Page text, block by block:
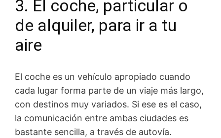
3. El coche, particular o
de alquiler, para ir a tu
aire
El coche es un vehículo apropiado cuando
cada lugar forma parte de un viaje más largo,
con destinos muy variados. Si ese es el caso,
la comunicación entre ambas ciudades es
bastante sencilla, a través de autovía.